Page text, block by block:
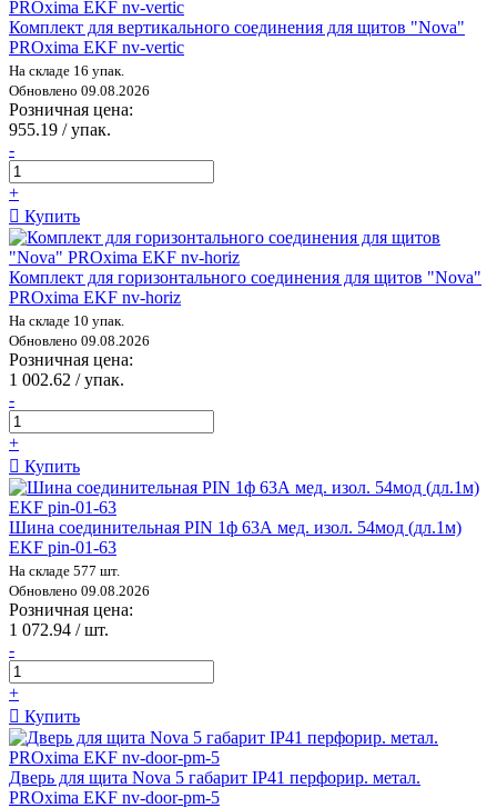
Комплект для вертикального соединения для щитов "Nova"
PROxima EKF nv-vertic
На складе 16 упак.
Обновлено 09.08.2026
Розничная цена:
955.19 / упак.
-
+
Купить
Комплект для горизонтального соединения для щитов "Nova"
PROxima EKF nv-horiz
На складе 10 упак.
Обновлено 09.08.2026
Розничная цена:
1 002.62 / упак.
-
+
Купить
Шина соединительная PIN 1ф 63А мед. изол. 54мод (дл.1м)
EKF pin-01-63
На складе 577 шт.
Обновлено 09.08.2026
Розничная цена:
1 072.94 / шт.
-
+
Купить
Дверь для щита Nova 5 габарит IP41 перфорир. метал.
PROxima EKF nv-door-pm-5